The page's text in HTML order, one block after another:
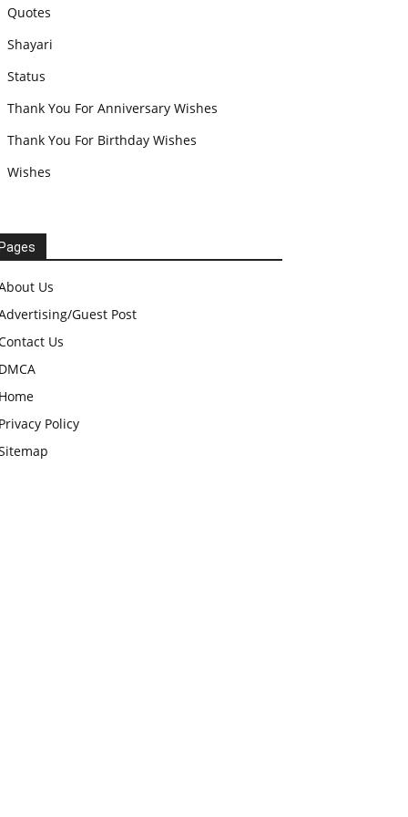
Quotes
Shayari
Status
Thank You For Anniversary Wishes
Thank You For Birthday Wishes
Wishes
Us
Guest Post
Us
Policy